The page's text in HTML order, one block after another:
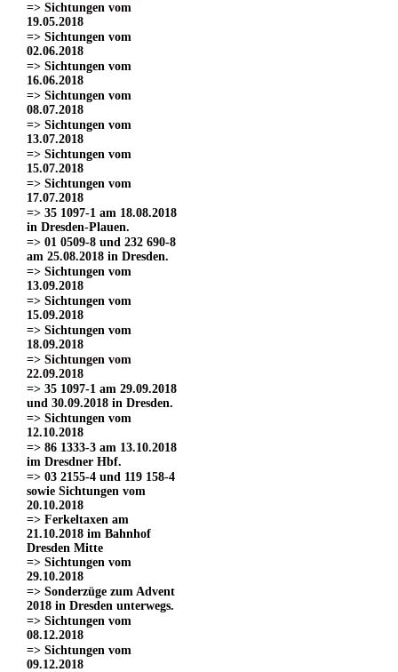
=> Sichtungen vom
19.05.2018
=> Sichtungen vom
02.06.2018
=> Sichtungen vom
16.06.2018
=> Sichtungen vom
08.07.2018
=> Sichtungen vom
13.07.2018
=> Sichtungen vom
15.07.2018
=> Sichtungen vom
17.07.2018
=> 35 1097-1 am 18.08.2018
in Dresden-Plauen.
=> 01 0509-8 und 232 690-8
am 25.08.2018 in Dresden.
=> Sichtungen vom
13.09.2018
=> Sichtungen vom
15.09.2018
=> Sichtungen vom
18.09.2018
=> Sichtungen vom
22.09.2018
=> 35 1097-1 am 29.09.2018
und 30.09.2018 in Dresden.
=> Sichtungen vom
12.10.2018
=> 86 1333-3 am 13.10.2018
im Dresdner Hbf.
=> 03 2155-4 und 119 158-4
sowie Sichtungen vom
20.10.2018
=> Ferkeltaxen am
21.10.2018 im Bahnhof
Dresden Mitte
=> Sichtungen vom
29.10.2018
=> Sonderzüge zum Advent
2018 in Dresden unterwegs.
=> Sichtungen vom
08.12.2018
=> Sichtungen vom
09.12.2018